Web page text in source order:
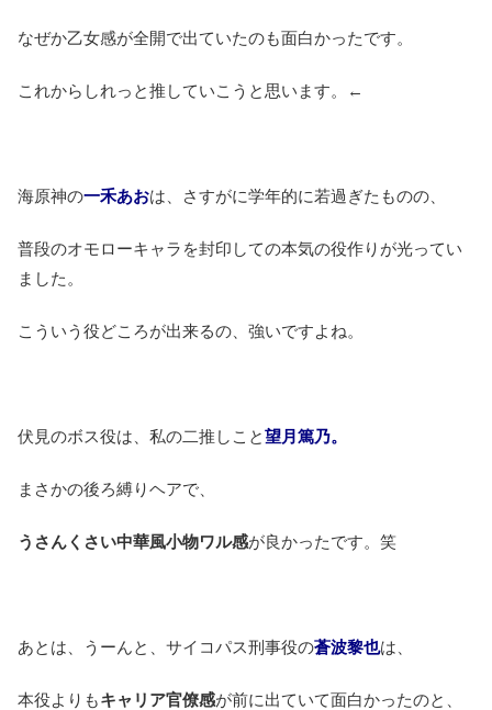
なぜか乙女感が全開で出ていたのも面白かったです。
これからしれっと推していこうと思います。←
海原神の一禾あおは、さすがに学年的に若過ぎたものの、
普段のオモローキャラを封印しての本気の役作りが光ってい
ました。
こういう役どころが出来るの、強いですよね。
伏見のボス役は、私の二推しこと望月篤乃。
まさかの後ろ縛りヘアで、
うさんくさい中華風小物ワル感が良かったです。笑
あとは、うーんと、サイコパス刑事役の蒼波黎也は、
本役よりもキャリア官僚感が前に出ていて面白かったのと、